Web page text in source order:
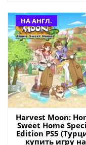
НА АНГЛ.
Harvest Moon:
Sweet Home
Edition PS5
купить игру на